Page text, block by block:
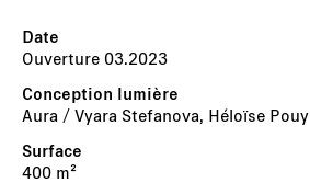
Ouverture 03.2023
Aura / Vyara Stefanova, Héloïse Pouy
400 m²